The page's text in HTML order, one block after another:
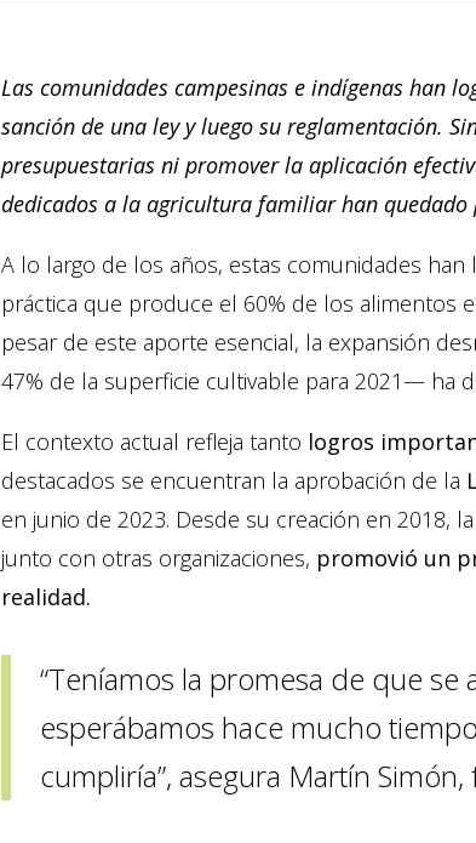
Las comunidades campesinas e indígenas han
sanción de una ley y luego su reglamentación.
presupuestarias ni promover la aplicación
dedicados a la agricultura familiar han quedado
A lo largo de los años, estas comunidades
práctica que produce el 60% de los alimentos
pesar de este aporte esencial, la expansión
47% de la superficie cultivable para 2021— ha
El contexto actual refleja tanto logros
destacados se encuentran la aprobación de la
en junio de 2023. Desde su creación en 2018,
junto con otras organizaciones, promovió un
realidad.
“Teníamos la promesa de que
esperábamos hace mucho
cumpliría”, asegura Martín